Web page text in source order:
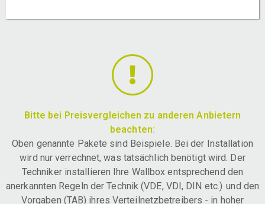
Bitte bei Preisvergleichen zu anderen Anbietern
beachten:
Oben genannte Pakete sind Beispiele. Bei der Installation
wird nur verrechnet, was tatsächlich benötigt wird. Der
Techniker installieren Ihre Wallbox entsprechend den
anerkannten Regeln der Technik (VDE, VDI, DIN etc.) und den
Vorgaben (TAB) ihres Verteilnetzbetreibers - in hoher